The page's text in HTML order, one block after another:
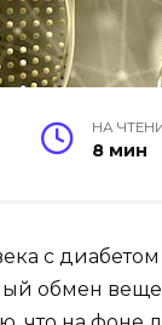
НА
8 мин
с
обмен